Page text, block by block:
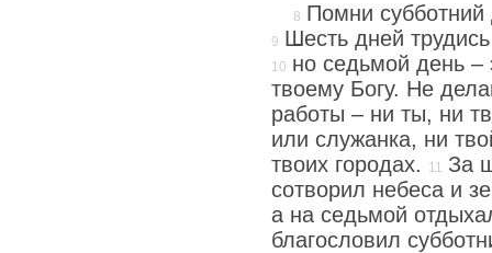
Помни субботний
Шесть дней
но седьмой день –
твоему Богу. Не
работы – ни ты, ни
или служанка, ни
твоих городах.
За
сотворил небеса и
а на седьмой
благословил